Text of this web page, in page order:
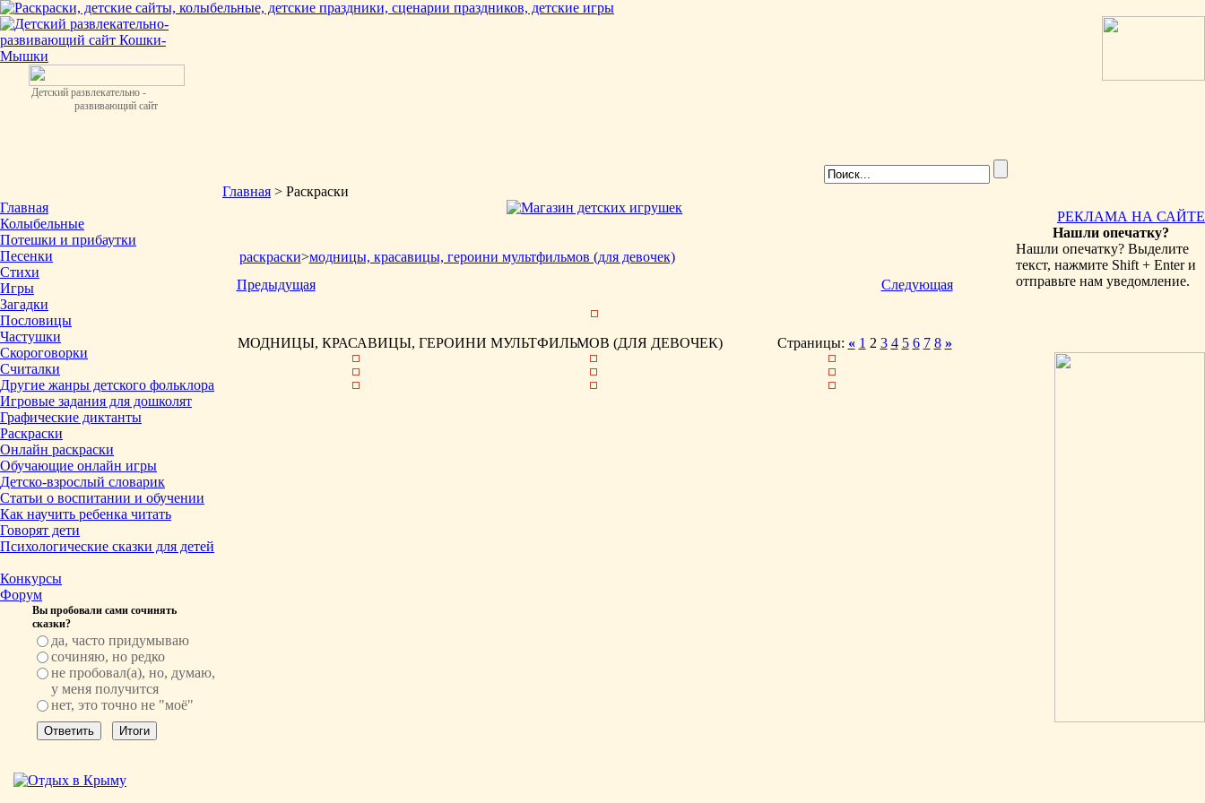
Детский развлекательно -
развивающий сайт
Главная
Колыбельные
Потешки и прибаутки
Песенки
Стихи
Игры
Загадки
Пословицы
Частушки
Скороговорки
Считалки
Другие жанры детского фольклора
Игровые задания для дошколят
Графические диктанты
Раскраски
Онлайн раскраски
Обучающие онлайн игры
Детско-взрослый словарик
Статьи о воспитании и обучении
Как научить ребенка читать
Говорят дети
Психологические сказки для детей
Конкурсы
Форум
Вы пробовали сами сочинять
сказки?
да, часто придумываю
сочиняю, но редко
не пробовал(а), но, думаю,
у меня получится
нет, это точно не "моё"
Главная > Раскраски
раскраски>модницы, красавицы, героини мультфильмов (для девочек)
Предыдущая
Следующая
МОДНИЦЫ, КРАСАВИЦЫ, ГЕРОИНИ МУЛЬТФИЛЬМОВ (ДЛЯ ДЕВОЧЕК) Страницы: « 1 2 3 4 5 6 7 8 »
РЕКЛАМА НА САЙТЕ
Нашли опечатку?
Нашли опечатку? Выделите
текст, нажмите Shift + Enter и
отправьте нам уведомление.